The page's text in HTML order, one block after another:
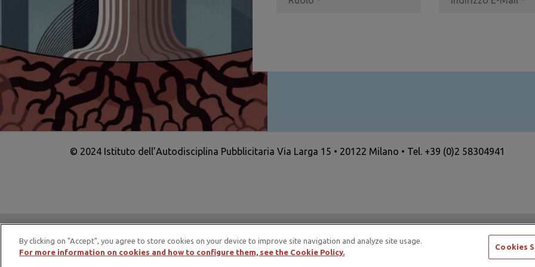
© 2024 Istituto dell’Autodisciplina Pubblicitaria Via Larga 15 • 20122 Milano • Tel. +39 (0)2 58304941
IAP è membro di EASA – European Advertising Standards Alliance e di ICAS – International Council
By clicking on "Accept", you agree to store cookies on your device to improve site navigation and analyze site usage.
For more information on cookies and how to configure them, see the Cookie Policy.
Cookies